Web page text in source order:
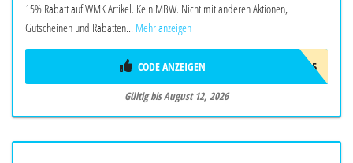
15% Rabatt auf WMK Artikel. Kein MBW. Nicht mit anderen Aktionen,
Gutscheinen und Rabatten... Mehr anzeigen
W-WMK-15
CODE ANZEIGEN
Gültig bis August 12, 2026